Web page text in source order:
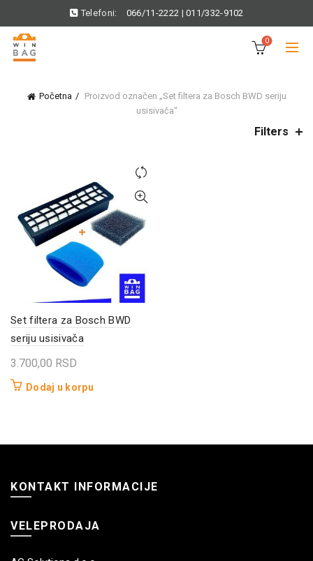
Telefoni: 066/11-2222 |011/332-9102
0
Početna
Proizvod označen „Set filtera za Bosch BWD seriju
usisivača“
Filters
Set filtera za Bosch BWD
seriju usisivača
3.700,00 RSD
Dodaj u korpu
KONTAKT INFORMACIJE
VELEPRODAJA